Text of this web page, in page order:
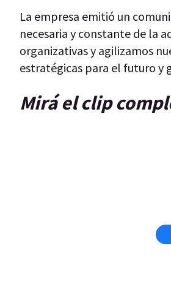
La empresa emitió un
necesaria y constante de la
organizativas y agilizamos
estratégicas para el futuro y
Mirá el clip